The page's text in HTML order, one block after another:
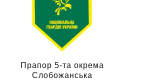
Прапор 5-та окрема
Слобожанська